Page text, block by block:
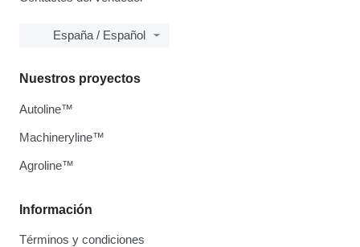
España / Español
Información
Términos y condiciones
Nuestros proyectos
Autoline™
Machineryline™
Agroline™